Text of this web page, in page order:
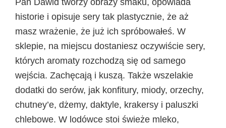
historie i opisuje sery tak plastycznie, że aż
masz wrażenie, że już ich spróbowałeś. W
sklepie, na miejscu dostaniesz oczywiście sery,
których aromaty rozchodzą się od samego
wejścia. Zachęcają i kuszą. Także wszelakie
dodatki do serów, jak konfitury, miody, orzechy,
chutney’e, dżemy, daktyle, krakersy i paluszki
chlebowe. W lodówce stoi świeże mleko,